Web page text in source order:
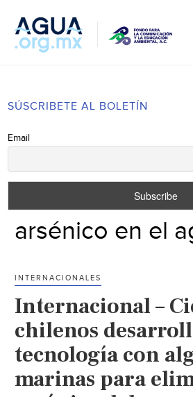
SÚSCRIBETE AL BOLETÍN
Email
arsénico en el
INTERNACIONALES
Internacional –
chilenos
tecnología con
marinas para